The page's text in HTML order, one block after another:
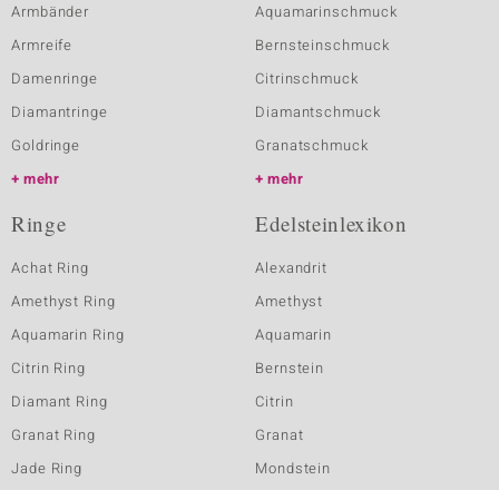
Armbänder
Armreife
Damenringe
Diamantringe
Goldringe
mehr
Aquamarinschmuck
Bernsteinschmuck
Citrinschmuck
Diamantschmuck
Granatschmuck
mehr
Ringe
Achat Ring
Amethyst Ring
Aquamarin Ring
Citrin Ring
Diamant Ring
Granat Ring
Jade Ring
Edelsteinlexikon
Alexandrit
Amethyst
Aquamarin
Bernstein
Citrin
Granat
Mondstein